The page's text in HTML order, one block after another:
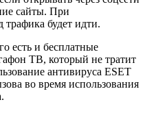
сайты. При
трафика будет идти.
есть и бесплатные
ТВ, который не тратит
антивируса ESET
во время использования